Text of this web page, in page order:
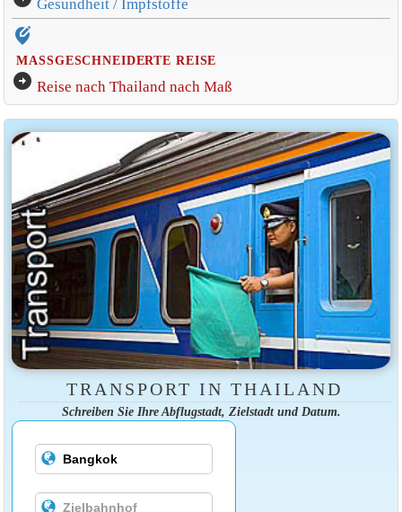
Gesundheit / Impfstoffe
edit_location_alt
MASSGESCHNEIDERTE REISE
arrow_circle_right Reise nach Thailand nach Maß
TRANSPORT IN THAILAND
Schreiben Sie Ihre Abflugstadt, Zielstadt und Datum.